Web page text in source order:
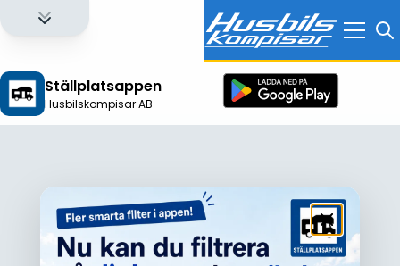
Ställplatsappen
Husbilskompisar AB
Logga in för att få full tillgång till alla funktioner!